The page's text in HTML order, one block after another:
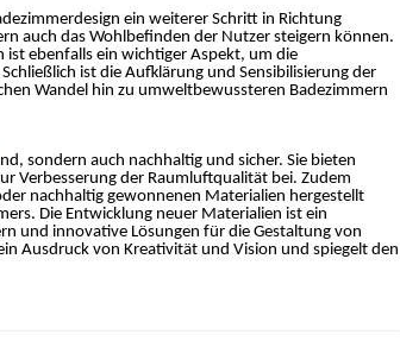
ein weiterer Schritt in Richtung
auch das Wohlbefinden der Nutzer steigern können.
ebenfalls ein wichtiger Aspekt, um die
ist die Aufklärung und Sensibilisierung der
Wandel hin zu umweltbewussteren Badezimmern
sondern auch nachhaltig und sicher. Sie bieten
Verbesserung der Raumluftqualität bei. Zudem
nachhaltig gewonnenen Materialien hergestellt
Die Entwicklung neuer Materialien ist ein
und innovative Lösungen für die Gestaltung von
Ausdruck von Kreativität und Vision und spiegelt den